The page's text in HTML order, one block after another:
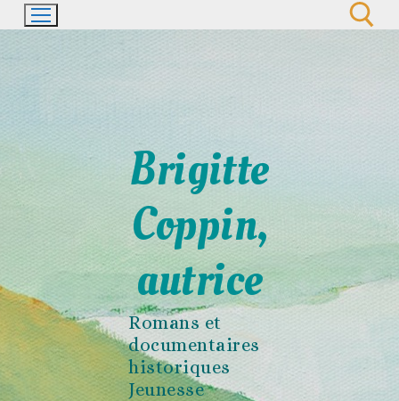
Aller
contenu
Brigitte
Coppin,
autrice
Romans et
documentaires
historiques
Jeunesse